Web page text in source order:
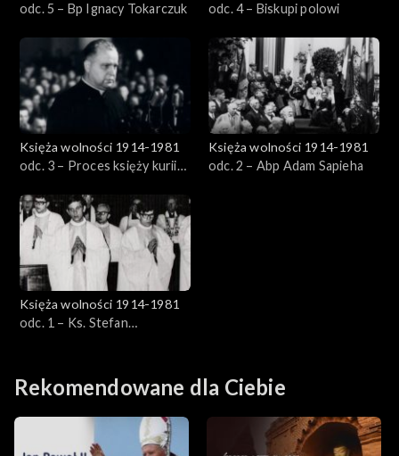
odc. 5 – Bp Ignacy Tokarczuk
odc. 4 – Biskupi polowi
Księża wolności 1914-1981
odc. 3 – Proces księży kurii
Księża wolności 1914-1981
odc. 2 – Abp Adam Sapieha
Księża wolności 1914-1981
odc. 1 – Ks. Stefan
Zych
Rekomendowane dla Ciebie